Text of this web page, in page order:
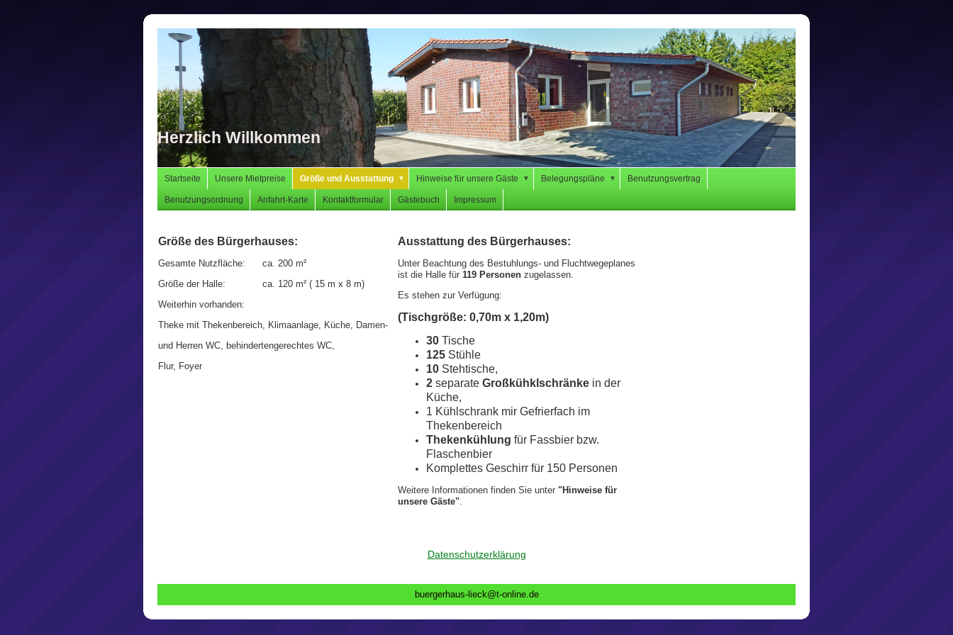
Herzlich Willkommen
Startseite Unsere Mietpreise Größe und Ausstattung▼ Hinweise für unsere Gäste▼ Belegungspläne▼ Benutzungsvertrag
Benutzungsordnung Anfahrt-Karte Kontaktformular Gästebuch Impressum
Größe des Bürgerhauses:
Gesamte Nutzfläche: ca. 200 m²
Größe der Halle: ca. 120 m² ( 15 m x 8 m)
Weiterhin vorhanden:
Theke mit Thekenbereich, Klimaanlage, Küche, Damen-
und Herren WC, behindertengerechtes WC,
Flur, Foyer
Ausstattung des Bürgerhauses:
Unter Beachtung des Bestuhlungs- und Fluchtwegeplanes
ist die Halle für 119 Personen zugelassen.
Es stehen zur Verfügung:
(Tischgröße: 0,70m x 1,20m)
30 Tische
125 Stühle
10 Stehtische,
2 separate Großkühklschränke in der
Küche,
1 Kühlschrank mir Gefrierfach im
Thekenbereich
Thekenkühlung für Fassbier bzw.
Flaschenbier
Komplettes Geschirr für 150 Personen
Weitere Informationen finden Sie unter "Hinweise für
unsere Gäste".
Datenschutzerklärung
buergerhaus-lieck@t-online.de